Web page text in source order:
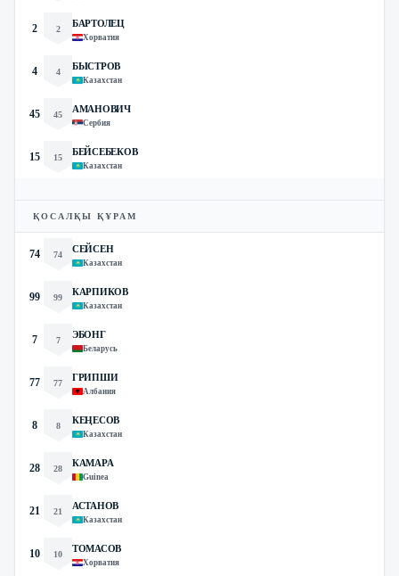
2 2
БАРТОЛЕЦ
Хорватия
4 4
БЫСТРОВ
Казахстан
45 45
АМАНОВИЧ
Сербия
15 15
БЕЙСЕБЕКОВ
Казахстан
ҚОСАЛҚЫ ҚҰРАМ
74 74
СЕЙСЕН
Казахстан
99 99
КАРПИКОВ
Казахстан
7 7
ЭБОНГ
Беларусь
77 77
ГРИПШИ
Албания
8 8
КЕҢЕСОВ
Казахстан
28 28
КАМАРА
Guinea
21 21
АСТАНОВ
Казахстан
10 10
ТОМАСОВ
Хорватия